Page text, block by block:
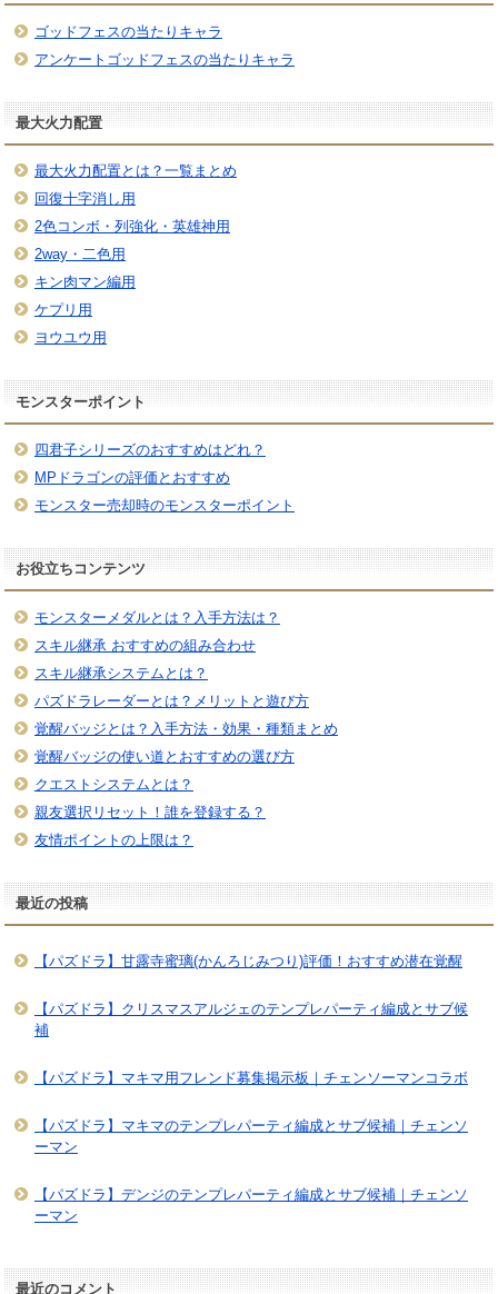
ゴッドフェスの当たりキャラ
アンケートゴッドフェスの当たりキャラ
最大火力配置
最大火力配置とは？一覧まとめ
回復十字消し用
2色コンボ・列強化・英雄神用
2way・二色用
キン肉マン編用
ケプリ用
ヨウユウ用
モンスターポイント
四君子シリーズのおすすめはどれ？
MPドラゴンの評価とおすすめ
モンスター売却時のモンスターポイント
お役立ちコンテンツ
モンスターメダルとは？入手方法は？
スキル継承 おすすめの組み合わせ
スキル継承システムとは？
パズドラレーダーとは？メリットと遊び方
覚醒バッジとは？入手方法・効果・種類まとめ
覚醒バッジの使い道とおすすめの選び方
クエストシステムとは？
親友選択リセット！誰を登録する？
友情ポイントの上限は？
最近の投稿
【パズドラ】甘露寺蜜璃(かんろじみつり)評価！おすすめ潜在覚醒
【パズドラ】クリスマスアルジェのテンプレパーティ編成とサブ候
補
【パズドラ】マキマ用フレンド募集掲示板｜チェンソーマンコラボ
【パズドラ】マキマのテンプレパーティ編成とサブ候補｜チェンソ
ーマン
【パズドラ】デンジのテンプレパーティ編成とサブ候補｜チェンソ
ーマン
最近のコメント